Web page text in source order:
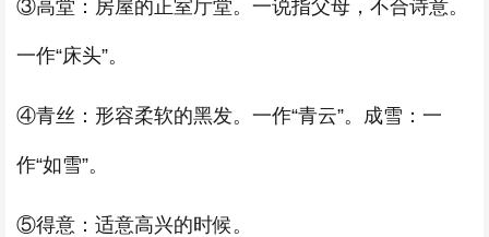
③高堂：房屋的正室厅堂。一说指父母，不合诗意。
一作“床头”。
④青丝：形容柔软的黑发。一作“青云”。成雪：一
作“如雪”。
⑤得意：适意高兴的时候。